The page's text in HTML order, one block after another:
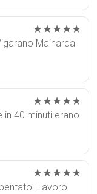
★★★★★
Mainarda
★★★★★
40 minuti erano
★★★★★
Lavoro